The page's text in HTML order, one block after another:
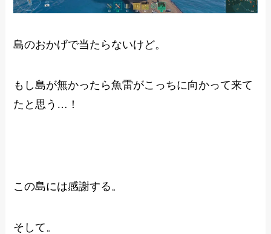
島のおかげで当たらないけど。
もし島が無かったら魚雷がこっちに向かって来て
たと思う…！
この島には感謝する。
そして。